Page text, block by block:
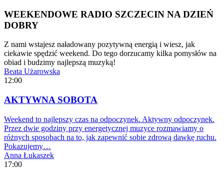
WEEKENDOWE RADIO SZCZECIN NA DZIEŃ
DOBRY
Z nami wstajesz naładowany pozytywną energią i wiesz, jak
ciekawie spędzić weekend. Do tego dorzucamy kilka pomysłów na
obiad i budzimy najlepszą muzyką!
Beata Użarowska
12:00
AKTYWNA SOBOTA
Weekend to najlepszy czas na odpoczynek. Aktywny odpoczynek.
Przez dwie godziny przy energetycznej muzyce rozmawiamy o
różnych sposobach na to, jak zapewnić sobie zdrową dawkę ruchu.
Pokazujemy…
Anna Łukaszek
17:00